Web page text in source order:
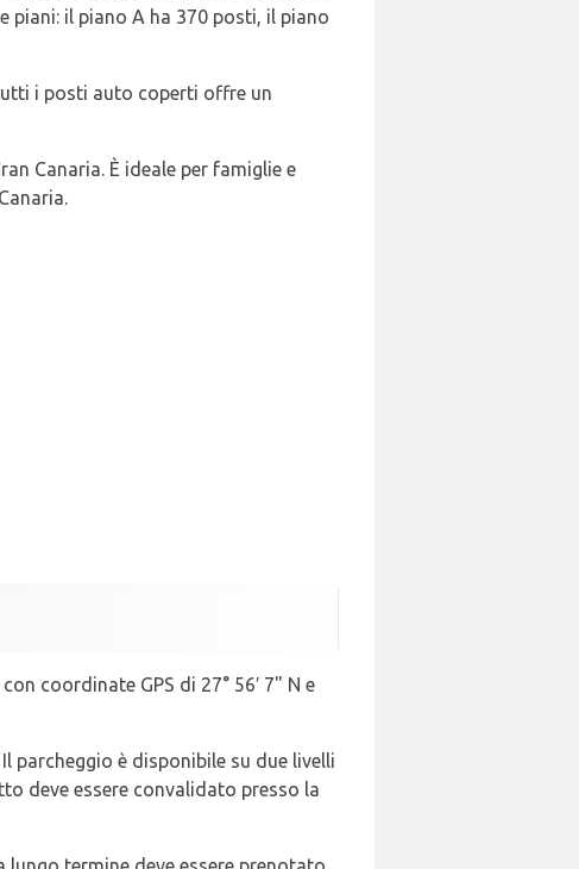
il piano A ha 370 posti, il piano
i posti auto coperti offre un
Canaria. È ideale per famiglie e
coordinate GPS di 27° 56′ 7" N e
parcheggio è disponibile su due livelli
deve essere convalidato presso la